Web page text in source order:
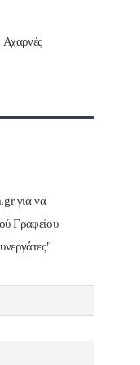
Αχαρνές
για να
Γραφείου